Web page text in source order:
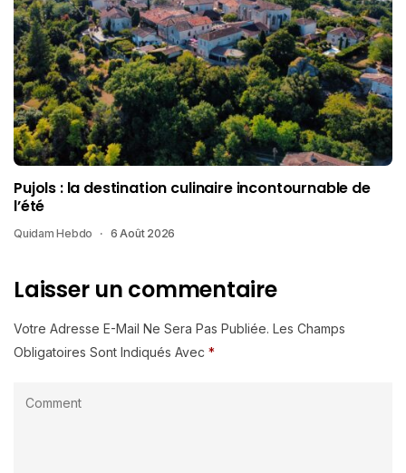
Pujols : la destination culinaire incontournable de
l’été
Quidam Hebdo 6 Août 2026
Laisser un commentaire
Votre Adresse E-Mail Ne Sera Pas Publiée. Les Champs
Obligatoires Sont Indiqués Avec *